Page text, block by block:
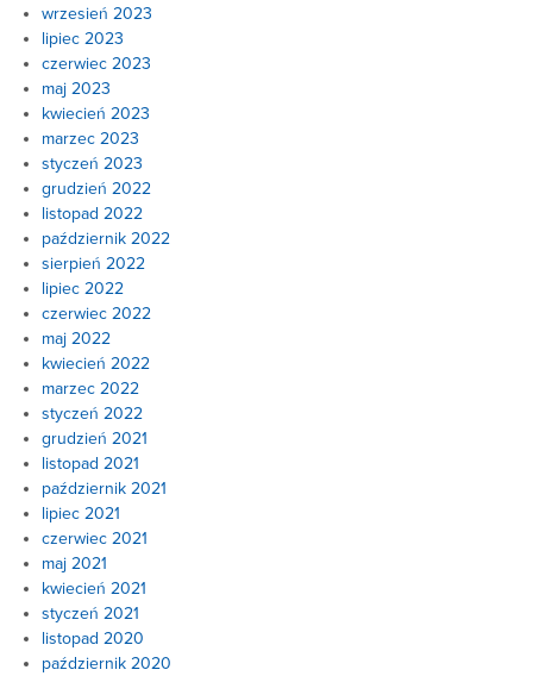
wrzesień 2023
lipiec 2023
czerwiec 2023
maj 2023
kwiecień 2023
marzec 2023
styczeń 2023
grudzień 2022
listopad 2022
październik 2022
sierpień 2022
lipiec 2022
czerwiec 2022
maj 2022
kwiecień 2022
marzec 2022
styczeń 2022
grudzień 2021
listopad 2021
październik 2021
lipiec 2021
czerwiec 2021
maj 2021
kwiecień 2021
styczeń 2021
listopad 2020
październik 2020